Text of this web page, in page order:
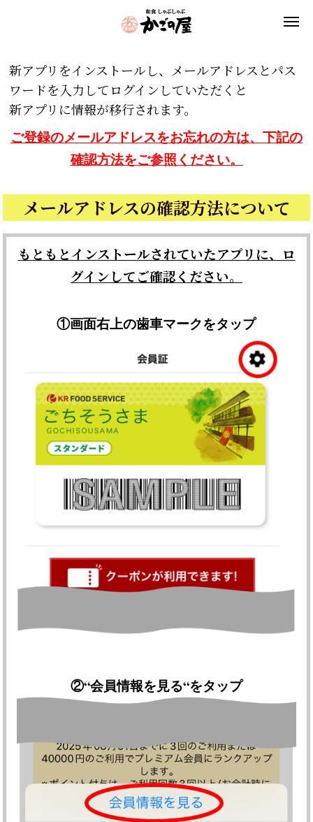
新アプリをインストールし、メールアドレスとパス
ワードを入力してログインしていただくと
新アプリに情報が移行されます。
ご登録のメールアドレスをお忘れの方は、下記の
確認方法をご参照ください。
メールアドレスの確認方法について
もともとインストールされていたアプリに、ロ
グインしてご確認ください。
①画面右上の歯車マークをタップ
②“会員情報を見る“をタップ